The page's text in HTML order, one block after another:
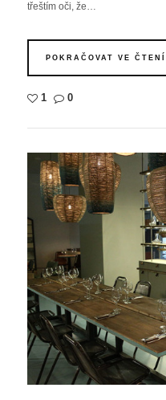
třeštím oči, že…
POKRAČOVAT VE ČTENÍ
1 0